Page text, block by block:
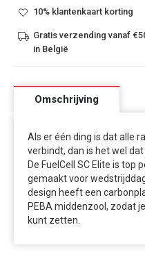
10% klantenkaart korting
Gratis verzending vanaf
in België
Omschrijving
Als er één ding is dat alle
verbindt, dan is het wel
De FuelCell SC Elite is top
gemaakt voor
design heeft een
PEBA middenzool, zodat
kunt zetten.